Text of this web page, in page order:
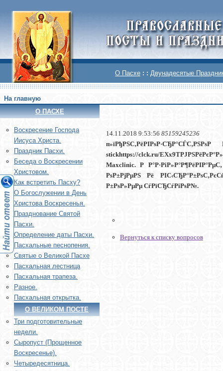
О Пасхе : : Двунадесятые
На главную
О ПАСХЕ
Воскреcение Господа
Иисуса Христа.
Праздник Пасхи.
Беседа о Воскресении
Христовом.
Как встретить Пасху?
О Богослужении в День
Христова Воскресенья.
Празднование Святой
Пасхи.
Определение даты Пасхи.
Пасхальные песнопения.
Святые о Великой Пасхе
Пасхальная лестница
Пасхальная трапеза.
Разное.
Пасхальная открытка.
О ВЕЛИКОМ ПОСТЕ
Три подготовительные
недели.
Сыропуст (Прощенное
Воскресенье).
Четыредесятница.
14.11.2018 9:53:56 85159245236
stickhttps://clck.ru/
Maxclinic. Р
РѕР±РјРµРЅ Рё
Р±РѕР»РµРµ СѓРїСЂСѓРіРѕР№.
Вернуться к списку вопросов